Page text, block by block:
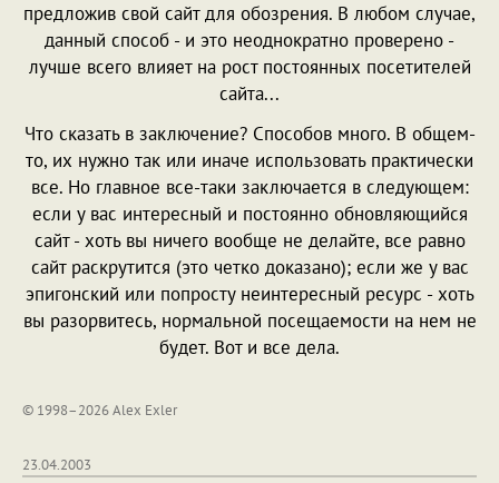
предложив свой сайт для обозрения. В любом случае,
данный способ - и это неоднократно проверено -
лучше всего влияет на рост постоянных посетителей
сайта...
Что сказать в заключение? Способов много. В общем-
то, их нужно так или иначе использовать практически
все. Но главное все-таки заключается в следующем:
если у вас интересный и постоянно обновляющийся
сайт - хоть вы ничего вообще не делайте, все равно
сайт раскрутится (это четко доказано); если же у вас
эпигонский или попросту неинтересный ресурс - хоть
вы разорвитесь, нормальной посещаемости на нем не
будет. Вот и все дела.
© 1998–2026 Alex Exler
23.04.2003